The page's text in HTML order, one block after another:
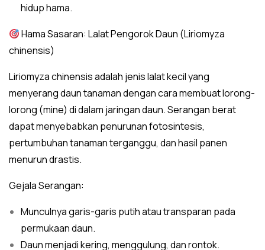
hidup hama.
Hama Sasaran: Lalat Pengorok Daun (Liriomyza
chinensis)
Liriomyza chinensis adalah jenis lalat kecil yang
menyerang daun tanaman dengan cara membuat lorong-
lorong (mine) di dalam jaringan daun. Serangan berat
dapat menyebabkan penurunan fotosintesis,
pertumbuhan tanaman terganggu, dan hasil panen
menurun drastis.
Gejala Serangan:
Munculnya garis-garis putih atau transparan pada
permukaan daun.
Daun menjadi kering, menggulung, dan rontok.